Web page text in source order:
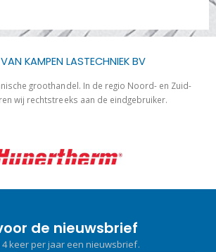
KAMPEN LASTECHNIEK BV
groothandel. In de regio Noord- en Zuid-
wij rechtstreeks aan de eindgebruiker.
de nieuwsbrief
keer per jaar een nieuwsbrief.